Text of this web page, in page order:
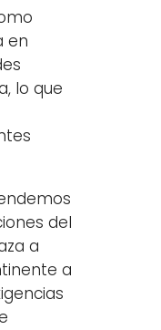
en
lo que
del
a
a